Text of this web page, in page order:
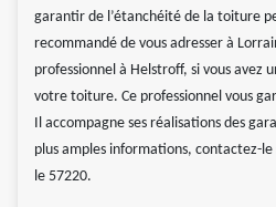
garantir de l’étanchéité de la toiture
recommandé de vous adresser à
professionnel à Helstroff, si vous avez
votre toiture. Ce professionnel vous
Il accompagne ses réalisations des
plus amples informations, contactez-le
le 57220.